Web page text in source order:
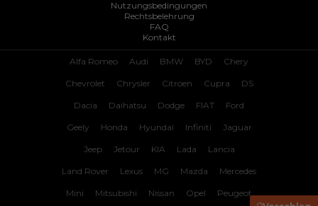
Nutzungsbedingungen
Rechtsbelehrung
FAQ
Kontakt
Alfa Romeo Audi BMW BYD Chery
Chevrolet Chrysler Citroen Cupra DS
Dacia Daihatsu Dodge FIAT Ford
Geely Honda Hyundai Infiniti Jaguar
Jeep Jetour KIA Lada Lancia
Land Rover Lexus MG Mazda Mercedes
Mini Mitsubishi Nissan Opel Peugeot